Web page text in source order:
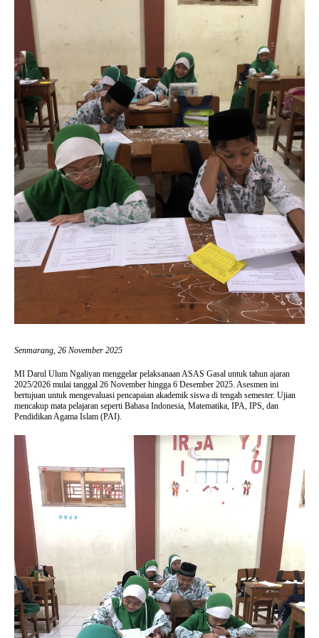
Senmarang, 26 November 2025
MI Darul Ulum Ngaliyan menggelar pelaksanaan ASAS Gasal untuk tahun ajaran
2025/2026 mulai tanggal 26 November hingga 6 Desember 2025. Asesmen ini
bertujuan untuk mengevaluasi pencapaian akademik siswa di tengah semester. Ujian
mencakup mata pelajaran seperti Bahasa Indonesia, Matematika, IPA, IPS, dan
Pendidikan Agama Islam (PAI).